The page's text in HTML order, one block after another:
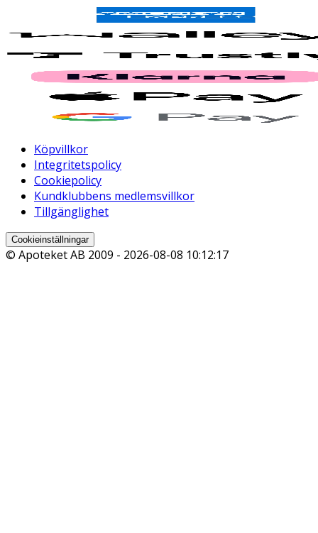
Köpvillkor
Integritetspolicy
Cookiepolicy
Kundklubbens medlemsvillkor
Tillgänglighet
Cookieinställningar
© Apoteket AB 2009 - 2026-08-08 10:12:17